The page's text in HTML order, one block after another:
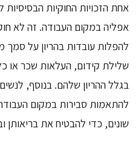
אחת הזכויות החוקיות הבסיסיות
אפליה במקום העבודה. זה לא
להפלות עובדות בהריון על סמך
שלילת קידום, העלאות שכר או
בגלל ההריון שלהם. בנוסף,
להתאמות סבירות במקום
שונים, כדי להבטיח את בריאותן